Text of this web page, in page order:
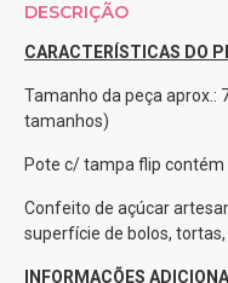
DESCRIÇÃO
CARACTERÍSTICAS DO
Tamanho da peça aprox.:
tamanhos)
Pote c/ tampa flip
Confeito de açúcar
superfície de bolos,
INFORMAÇÕES